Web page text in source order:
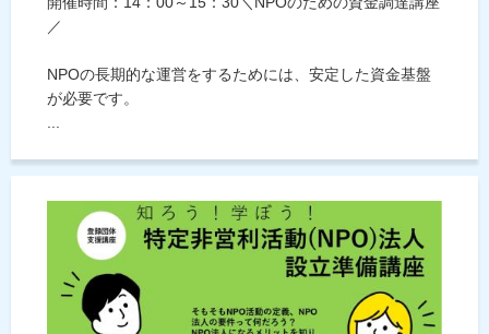
／
NPOの長期的な運営をするためには、安定した資金基盤
が必要です。